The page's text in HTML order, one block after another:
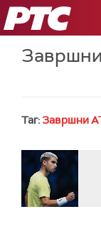
РТС
Таг: Завршни